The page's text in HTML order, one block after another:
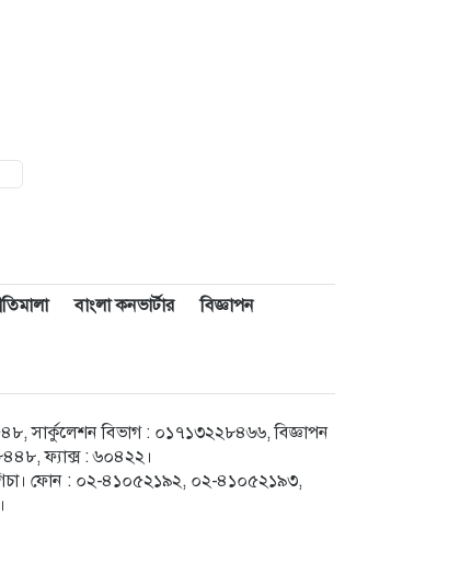
বাংলা কনভার্টার
বিজ্ঞাপন
বিভাগ : ০১৭১৩২২৮৪৬৬, বিজ্ঞাপন
ফ্যাক্স : ৬০৪২২।
ফোন : ০২-৪১০৫২১৯২, ০২-৪১০৫২১৯৩,